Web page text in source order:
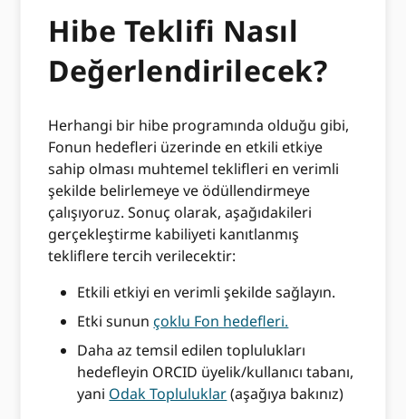
Hibe Teklifi Nasıl
Değerlendirilecek?
Herhangi bir hibe programında olduğu gibi,
Fonun hedefleri üzerinde en etkili etkiye
sahip olması muhtemel teklifleri en verimli
şekilde belirlemeye ve ödüllendirmeye
çalışıyoruz. Sonuç olarak, aşağıdakileri
gerçekleştirme kabiliyeti kanıtlanmış
tekliflere tercih verilecektir:
Etkili etkiyi en verimli şekilde sağlayın.
Etki sununçoklu Fon hedefleri.
Daha az temsil edilen toplulukları
hedefleyin ORCID üyelik/kullanıcı tabanı,
yani Odak Topluluklar(aşağıya bakınız)